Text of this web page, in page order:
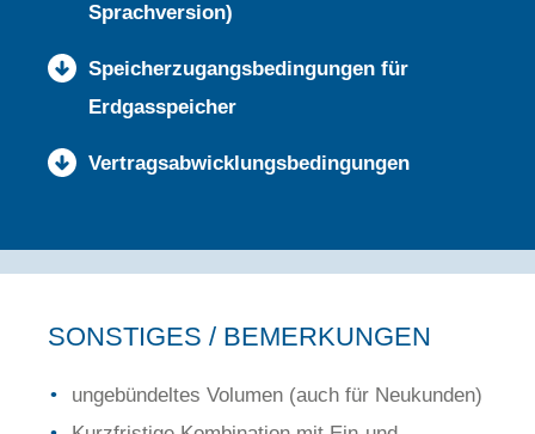
Sprachversion)
Speicherzugangsbedingungen für
Erdgasspeicher
Vertragsabwicklungsbedingungen
SONSTIGES / BEMERKUNGEN
ungebündeltes Volumen (auch für Neukunden)